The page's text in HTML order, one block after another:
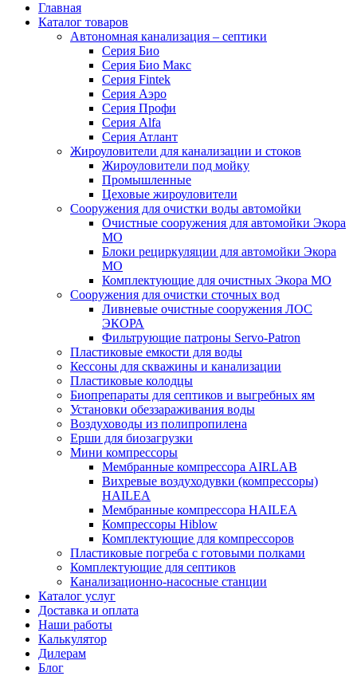
Главная
Каталог товаров
Автономная канализация – септики
Серия Био
Серия Био Макс
Серия Fintek
Серия Аэро
Серия Профи
Серия Alfa
Серия Атлант
Жироуловители для канализации и стоков
Жироуловители под мойку
Промышленные
Цеховые жироуловители
Сооружения для очистки воды автомойки
Очистные сооружения для автомойки Экора
МО
Блоки рециркуляции для автомойки Экора
МО
Комплектующие для очистных Экора МО
Сооружения для очистки сточных вод
Ливневые очистные сооружения ЛОС
ЭКОРА
Фильтрующие патроны Servo-Patron
Пластиковые емкости для воды
Кессоны для скважины и канализации
Пластиковые колодцы
Биопрепараты для септиков и выгребных ям
Установки обеззараживания воды
Воздуховоды из полипропилена
Ерши для биозагрузки
Мини компрессоры
Мембранные компрессора AIRLAB
Вихревые воздуходувки (компрессоры)
HAILEA
Мембранные компрессора HAILEA
Компрессоры Hiblow
Комплектующие для компрессоров
Пластиковые погреба с готовыми полками
Комплектующие для септиков
Канализационно-насосные станции
Каталог услуг
Доставка и оплата
Наши работы
Калькулятор
Дилерам
Блог